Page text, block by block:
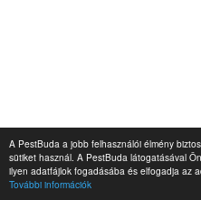
A PestBuda a jobb felhasználói élmény
sütiket használ. A PestBuda látogatásával
ilyen adatfájlok fogadásába és elfogadja az
További információk